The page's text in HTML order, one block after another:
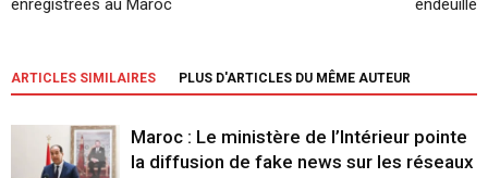
enregistrées au Maroc
endeuillé
ARTICLES SIMILAIRES PLUS D'ARTICLES DU MÊME AUTEUR
Maroc : Le ministère de l’Intérieur pointe
la diffusion de fake news sur les réseaux